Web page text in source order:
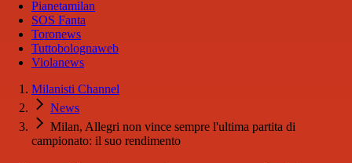
Pianetamilan
SOS Fanta
Toronews
Tuttobolognaweb
Violanews
Milanisti Channel
News
Milan, Allegri non vince sempre l'ultima partita di
campionato: il suo rendimento